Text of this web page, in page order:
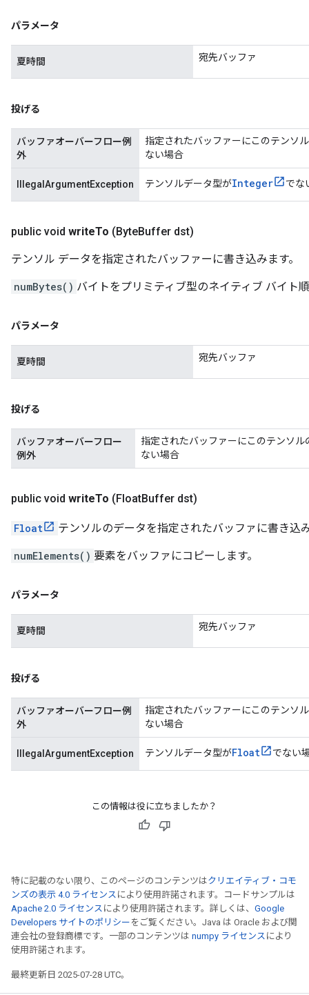
パラメータ
夏時間 宛先バッファ
投げる
バッファオーバーフロー例
外
指定されたバッファーにこのテンソ
ない場合
IllegalArgumentException テンソルデータ型がInteger でな
public void writeTo (ByteBuffer dst)
テンソル データを指定されたバッファーに書き込みます。
numBytes() バイトをプリミティブ型のネイティブ バイト
パラメータ
夏時間 宛先バッファ
投げる
バッファオーバーフロー
例外
指定されたバッファーにこのテンソ
ない場合
public void writeTo (FloatBuffer dst)
Float テンソルのデータを指定されたバッファに書き込
numElements() 要素をバッファにコピーします。
パラメータ
夏時間 宛先バッファ
投げる
バッファオーバーフロー例
外
指定されたバッファーにこのテンソ
ない場合
IllegalArgumentException テンソルデータ型がFloat でない
この情報は役に立ちましたか？
特に記載のない限り、このページのコンテンツはクリエイティブ・コモ
ンズの表示 4.0 ライセンス により使用許諾されます。コードサンプルは
Apache 2.0 ライセンス により使用許諾されます。詳しくは、 Google
Developers サイトのポリシー をご覧ください。Java は Oracle および関
連会社の登録商標です。一部のコンテンツは numpy ライセンス により
使用許諾されます。
最終更新日 2025-07-28 UTC。